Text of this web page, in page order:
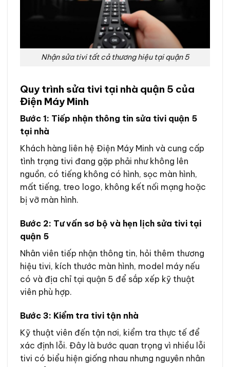
Nhận sửa tivi tất cả thương hiệu tại quận 5
Quy trình sửa tivi tại nhà quận 5 của
Điện Máy Minh
Bước 1: Tiếp nhận thông tin sửa tivi quận 5
tại nhà
Khách hàng liên hệ Điện Máy Minh và cung cấp
tình trạng tivi đang gặp phải như không lên
nguồn, có tiếng không có hình, sọc màn hình,
mất tiếng, treo logo, không kết nối mạng hoặc
bị vỡ màn hình.
Bước 2: Tư vấn sơ bộ và hẹn lịch sửa tivi tại
quận 5
Nhân viên tiếp nhận thông tin, hỏi thêm thương
hiệu tivi, kích thước màn hình, model máy nếu
có và địa chỉ tại quận 5 để sắp xếp kỹ thuật
viên phù hợp.
Bước 3: Kiểm tra tivi tận nhà
Kỹ thuật viên đến tận nơi, kiểm tra thực tế để
xác định lỗi. Đây là bước quan trọng vì nhiều lỗi
tivi có biểu hiện giống nhau nhưng nguyên nhân